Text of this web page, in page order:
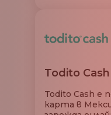
Todito Cash
Todito Cash е
карта в